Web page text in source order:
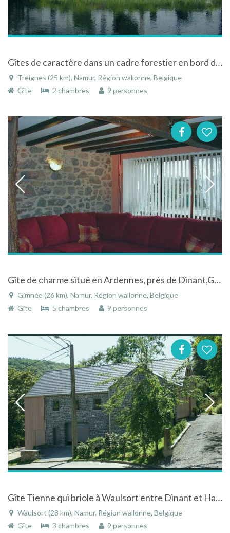
Gîtes de caractère dans un cadre forestier en bord de rivière à Treignes Viroinval
Treignes (25 km), Namur, Région wallonne, Belgique
Gîte
2 chambres 9 personnes
Gîte de charme situé en Ardennes, près de Dinant,Givet, de l'Eau d'Heure et de la Vallée du Viroin.
Gimnée (26 km), Namur, Région wallonne, Belgique
Gîte
5 chambres 9 personnes
Gîte Tienne qui briole à Waulsort entre Dinant et Hastière
Waulsort (28 km), Namur, Région wallonne, Belgique
Gîte
3 chambres 9 personnes